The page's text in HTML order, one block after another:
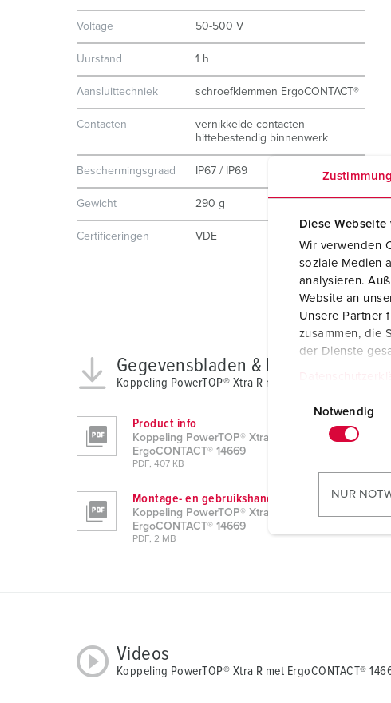
Zustimmung
Diese
Wir verwenden
soziale Medien
analysieren.
Website an
Unsere Partner
zusammen, die
der Dienste
Notwendig
NUR
Voltage 50-500 V
Uurstand 1 h
Aansluittechniek schroefklemmen ErgoCONTACT®
Contacten
vernikkelde contacten
hittebestendig binnenwerk
Beschermingsgraad IP67 / IP69
Gewicht 290 g
Certificeringen VDE
Gegevensbladen & Downloads
Koppeling PowerTOP® Xtra R met ErgoCONTACT®
Product info
Koppeling PowerTOP® Xtra R met
ErgoCONTACT® 14669
PDF, 407 KB
Montage- en gebruikshandleiding
Koppeling PowerTOP® Xtra R met
ErgoCONTACT® 14669
PDF, 2 MB
Videos
Koppeling PowerTOP® Xtra R met ErgoCONTACT®